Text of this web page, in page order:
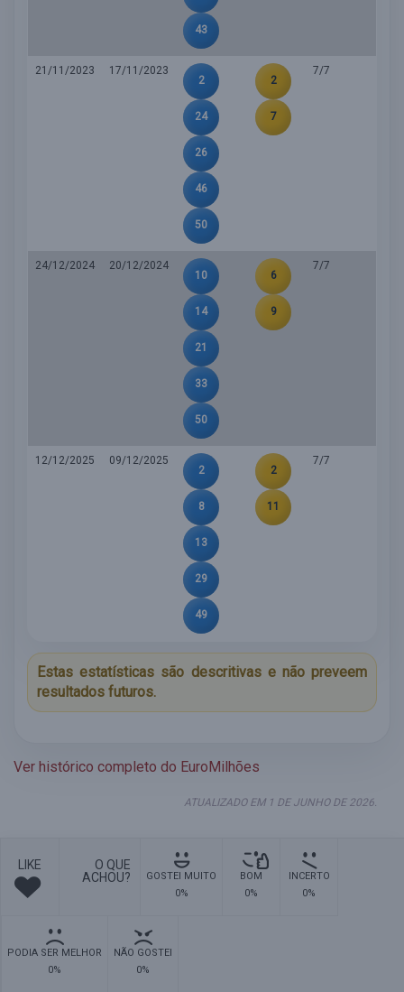
43
21/11/2023
17/11/2023
2
24
26
46
50
2
7
7/7
24/12/2024
20/12/2024
10
14
21
33
50
6
9
7/7
12/12/2025
09/12/2025
2
8
13
29
49
2
11
7/7
Estas estatísticas são descritivas e não preveem
resultados futuros.
Ver histórico completo do EuroMilhões
ATUALIZADO EM 1 DE JUNHO DE 2026.
LIKE
O QUE
ACHOU?
GOSTEI MUITO
0%
BOM
0%
INCERTO
0%
PODIA SER MELHOR
0%
NÃO GOSTEI
0%